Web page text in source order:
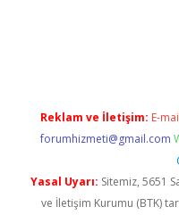
Reklam ve İletişim: E-
forumhizmeti@gmail.com
Yasal Uyarı: Sitemiz, 5651
ve İletişim Kurumu (BTK)